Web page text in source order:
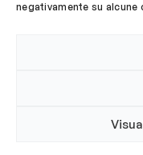
negativamente su
Cookie